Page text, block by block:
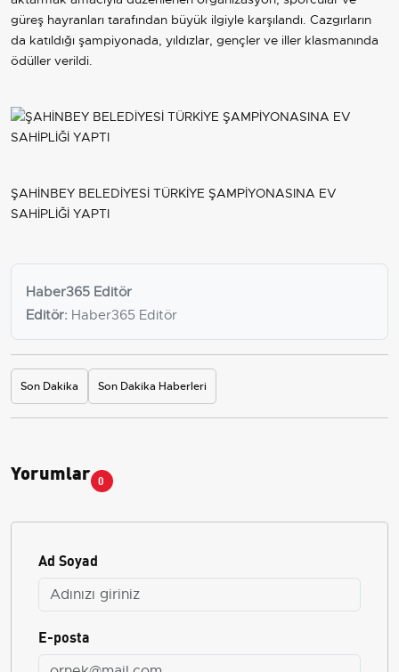
güreş hayranları tarafından büyük ilgiyle karşılandı. Cazgırların
da katıldığı şampiyonada, yıldızlar, gençler ve iller klasmanında
ödüller verildi.
ŞAHİNBEY BELEDİYESİ TÜRKİYE ŞAMPİYONASINA EV
SAHİPLİĞİ YAPTI
Haber365 Editör
Editör: Haber365 Editör
Son Dakika Son Dakika Haberleri
Yorumlar 0
Ad Soyad
E-posta